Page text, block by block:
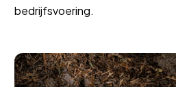
bedrijfsvoering.